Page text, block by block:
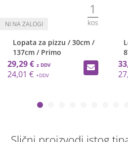
1
kos
Lopata za pizzu / 30cm /
137cm / Primo
29,29 €
24,01 €